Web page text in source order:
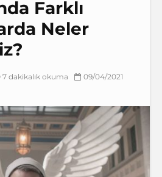
Farklı
Neler
7 dakikalık okuma 09/04/2021